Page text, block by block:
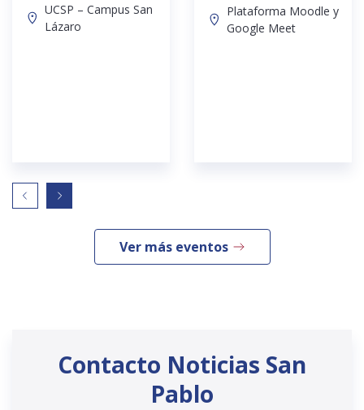
UCSP – Campus San
Lázaro
Plataforma Moodle y
Google Meet
Ver más eventos
Contacto Noticias San
Pablo